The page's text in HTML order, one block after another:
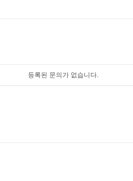
등록된 문의가 없습니다.